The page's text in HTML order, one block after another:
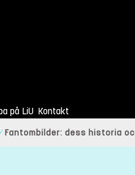
på LiU Kontakt
Fantombilder: dess historia